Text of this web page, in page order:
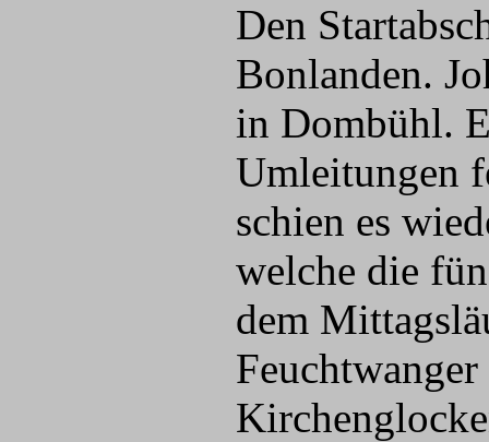
Den
Bonlanden.
in Dombühl.
Umleitungen
schien es
welche die
dem
Feuchtwanger